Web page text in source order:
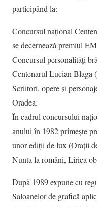
participând la:
Concursul național
se decernează premiul
Concursul personalități
Centenarul Lucian Blaga
Scriitori, opere și
Oradea.
În cadrul concursului
anului în 1982 primește
unor ediții de lux (Orații
Nunta la români, Lirica
După 1989 expune cu
Saloanelor de grafică